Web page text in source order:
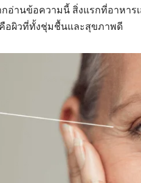
อ่านข้อความนี้ สิ่งแรกที่อาหาร
อผิวที่ทั้งชุ่มชื้นและสุขภาพดี